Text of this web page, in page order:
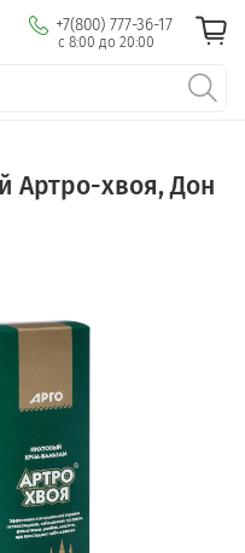
+7(800) 777-36-17
с 8:00 до 20:00
Артро-хвоя, Дон